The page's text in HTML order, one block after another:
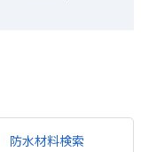
防水材料検索